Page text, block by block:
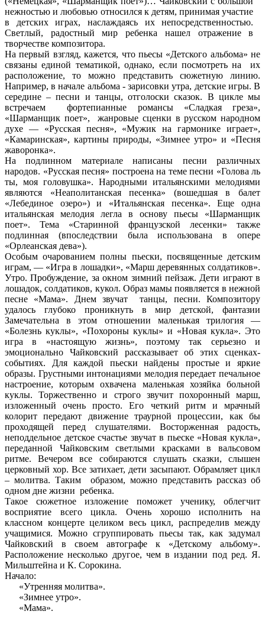
нежностью и любовью относился к детям, принимая участие
в детских играх, наслаждаясь их непосредственностью.
Светлый, радостный мир ребенка нашел отражение в
творчестве композитора.
На первый взгляд, кажется, что пьесы «Детского альбома» не
связаны единой тематикой, однако, если посмотреть на их
расположение, то можно представить сюжетную линию.
Например, в начале альбома - зарисовки утра, детские игры. В
середине – песни и танцы, отголоски сказок. В цикле мы
встречаем фортепианные романсы «Сладкая греза»,
«Шарманщик поет», жанровые сценки в русском народном
духе — «Русская песня», «Мужик на гармонике играет»,
«Камаринская», картины природы, «Зимнее утро» и «Песня
жаворонка».
На подлинном материале написаны песни различных
народов. «Русская песня» построена на теме песни «Голова ль
ты, моя головушка». Народными итальянскими мелодиями
являются «Неаполитанская песенка» (вошедшая в балет
«Лебединое озеро») и «Итальянская песенка». Еще одна
итальянская мелодия легла в основу пьесы «Шарманщик
поет». Тема «Старинной французской лесенки» также
подлинная (впоследствии была использована в опере
«Орлеанская дева»).
Особым очарованием полны пьески, посвященные детским
играм, — «Игра в лошадки», «Марш деревянных солдатиков».
Утро. Пробуждение, за окном зимний пейзаж. Дети играют в
лошадок, солдатиков, кукол. Образ мамы появляется в нежной
песне «Мама». Днем звучат танцы, песни. Композитору
удалось глубоко проникнуть в мир детской, фантазии
Замечательна в этом отношении маленькая трилогия —
«Болезнь куклы», «Похороны куклы» и «Новая кукла». Это
игра в «настоящую жизнь», поэтому так серьезно и
эмоционально Чайковский рассказывает об этих сценках-
событиях. Для каждой пьески найдены простые и яркие
образы. Грустными интонациями мелодия передает печальное
настроение, которым охвачена маленькая хозяйка больной
куклы. Торжественно и строго звучит похоронный марш,
изложенный очень просто. Его четкий ритм и мрачный
колорит передают движение траурной процессии, как бы
проходящей перед слушателями. Восторженная радость,
неподдельное детское счастье звучат в пьеске «Новая кукла»,
переданной Чайковским светлыми красками в вальсовом
ритме. Вечером все собираются слушать сказки, слышен
церковный хор. Все затихает, дети засыпают. Обрамляет цикл
– молитва. Таким образом, можно представить рассказ об
одном дне жизни ребенка.
Такое сюжетное изложение поможет ученику, облегчит
восприятие всего цикла. Очень хорошо исполнить на
классном концерте целиком весь цикл, распределив между
учащимися. Можно сгруппировать пьесы так, как задумал
Чайковский в своем автографе к «Детскому альбому».
Расположение несколько другое, чем в издании под ред. Я.
Мильштейна и К. Сорокина.
Начало:
«Утренняя молитва».
«Зимнее утро».
«Мама».